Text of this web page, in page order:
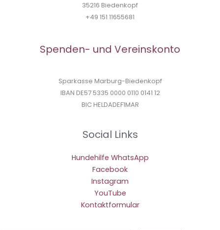
35216 Biedenkopf
+49 151 11655681
Spenden- und Vereinskonto
Sparkasse Marburg-Biedenkopf
IBAN DE57 5335 0000 0110 0141 12
BIC HELDADEF1MAR
Social Links
Hundehilfe WhatsApp
Facebook
Instagram
YouTube
Kontaktformular